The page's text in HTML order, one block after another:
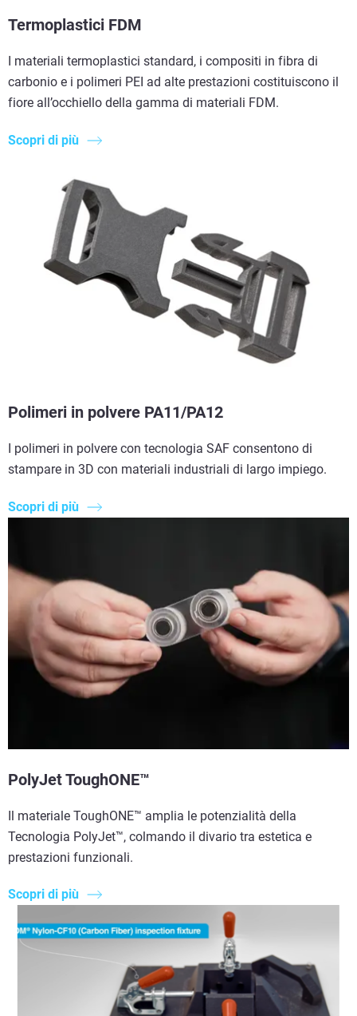
Termoplastici FDM
I materiali termoplastici standard, i compositi in fibra di
carbonio e i polimeri PEI ad alte prestazioni costituiscono il
fiore all’occhiello della gamma di materiali FDM.
Scopri di più
Polimeri in polvere PA11/PA12
I polimeri in polvere con tecnologia SAF consentono di
stampare in 3D con materiali industriali di largo impiego.
Scopri di più
PolyJet ToughONE™
Il materiale ToughONE™ amplia le potenzialità della
Tecnologia PolyJet™, colmando il divario tra estetica e
prestazioni funzionali.
Scopri di più